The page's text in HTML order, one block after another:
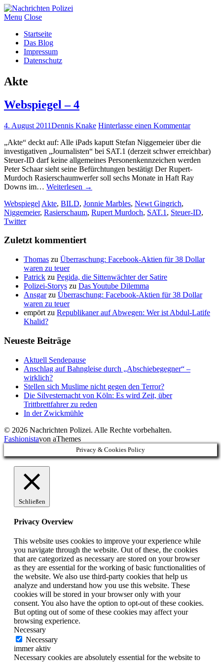
Menu Close
Startseite
Das Blog
Impressum
Datenschutz
Akte
Webspiegel – 4
4. August 2011Dennis Knake Hinterlasse einen Kommentar
„Akte“ deckt auf: Alle iPads kaputt Stefan Niggemeier über die
investigativen „Journalisten“ bei SAT.1 (derzeit schwer erreichbar)
Steuer-ID darf keine allgemeines Personenkennzeichen werden
Peter Schaar sieht seine Befürchtungen bestätigt Der Rupert-
Murdoch Rasierschaumwerfer soll sechs Monate in Haft Ray
Downs im… Weiterlesen →
Webspiegel Akte, BILD, Jonnie Marbles, Newt Gingrich,
Niggemeier, Rasierschaum, Rupert Murdoch, SAT.1 , Steuer-ID,
Twitter
Zuletzt kommentiert
Thomas zu Überraschung: Facebook-Aktien für 38 Dollar
waren zu teuer
Patrick zu Pegida, die Sittenwächter der Satire
Polizei-Storys zu Das Youtube Dilemma
Ansgarzu Überraschung: Facebook-Aktien für 38 Dollar
waren zu teuer
empört zu Republikaner auf Abwegen: Wer ist Abdul-Latife
Khalid?
Neueste Beiträge
Aktuell Sendepause
Anschlag auf Bahngleise durch „Abschiebegegner“ –
wirklich?
Stellen sich Muslime nicht gegen den Terror?
Die Silvesternacht von Köln: Es wird Zeit, über
Trittbrettfahrer zu reden
In der Zwickmühle
© 2026 Nachrichten Polizei. Alle Rechte vorbehalten.
Fashionistavon aThemes
Privacy & Cookies Policy
Schließen
Privacy Overview
This website uses cookies to improve your experience while
you navigate through the website. Out of these, the cookies
that are categorized as necessary are stored on your browser
as they are essential for the working of basic functionalities of
the website. We also use third-party cookies that help us
analyze and understand how you use this website. These
cookies will be stored in your browser only with your
consent. You also have the option to opt-out of these cookies.
But opting out of some of these cookies may affect your
browsing experience.
Necessary
Necessary
immer aktiv
Necessary cookies are absolutely essential for the website to